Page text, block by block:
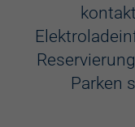
Parken